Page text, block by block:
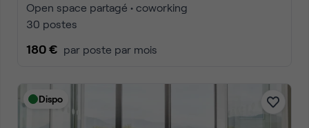
Open space partagé • coworking
30 postes
180 € par poste par mois
Dispo